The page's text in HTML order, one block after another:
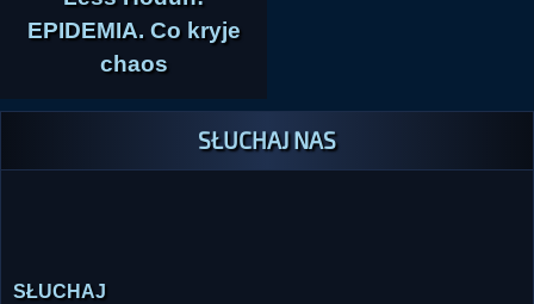
EPIDEMIA. Co kryje
chaos
SŁUCHAJ NAS
Potrzebujesz pomocy technicznej w słuchaniu radia lub